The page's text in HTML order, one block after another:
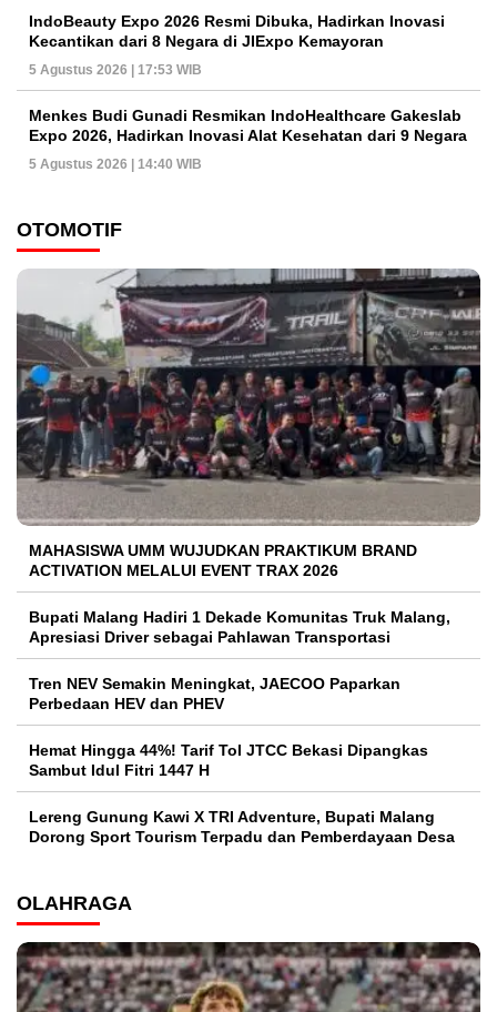
IndoBeauty Expo 2026 Resmi Dibuka, Hadirkan Inovasi
Kecantikan dari 8 Negara di JIExpo Kemayoran
5 Agustus 2026 | 17:53 WIB
Menkes Budi Gunadi Resmikan IndoHealthcare Gakeslab
Expo 2026, Hadirkan Inovasi Alat Kesehatan dari 9 Negara
5 Agustus 2026 | 14:40 WIB
OTOMOTIF
MAHASISWA UMM WUJUDKAN PRAKTIKUM BRAND
ACTIVATION MELALUI EVENT TRAX 2026
Bupati Malang Hadiri 1 Dekade Komunitas Truk Malang,
Apresiasi Driver sebagai Pahlawan Transportasi
Tren NEV Semakin Meningkat, JAECOO Paparkan
Perbedaan HEV dan PHEV
Hemat Hingga 44%! Tarif Tol JTCC Bekasi Dipangkas
Sambut Idul Fitri 1447 H
Lereng Gunung Kawi X TRI Adventure, Bupati Malang
Dorong Sport Tourism Terpadu dan Pemberdayaan Desa
OLAHRAGA